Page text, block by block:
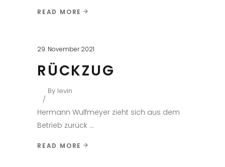
READ MORE
29. November 2021
RÜCKZUG
By levin
Hermann Wulfmeyer zieht sich aus dem
Betrieb zurück
READ MORE